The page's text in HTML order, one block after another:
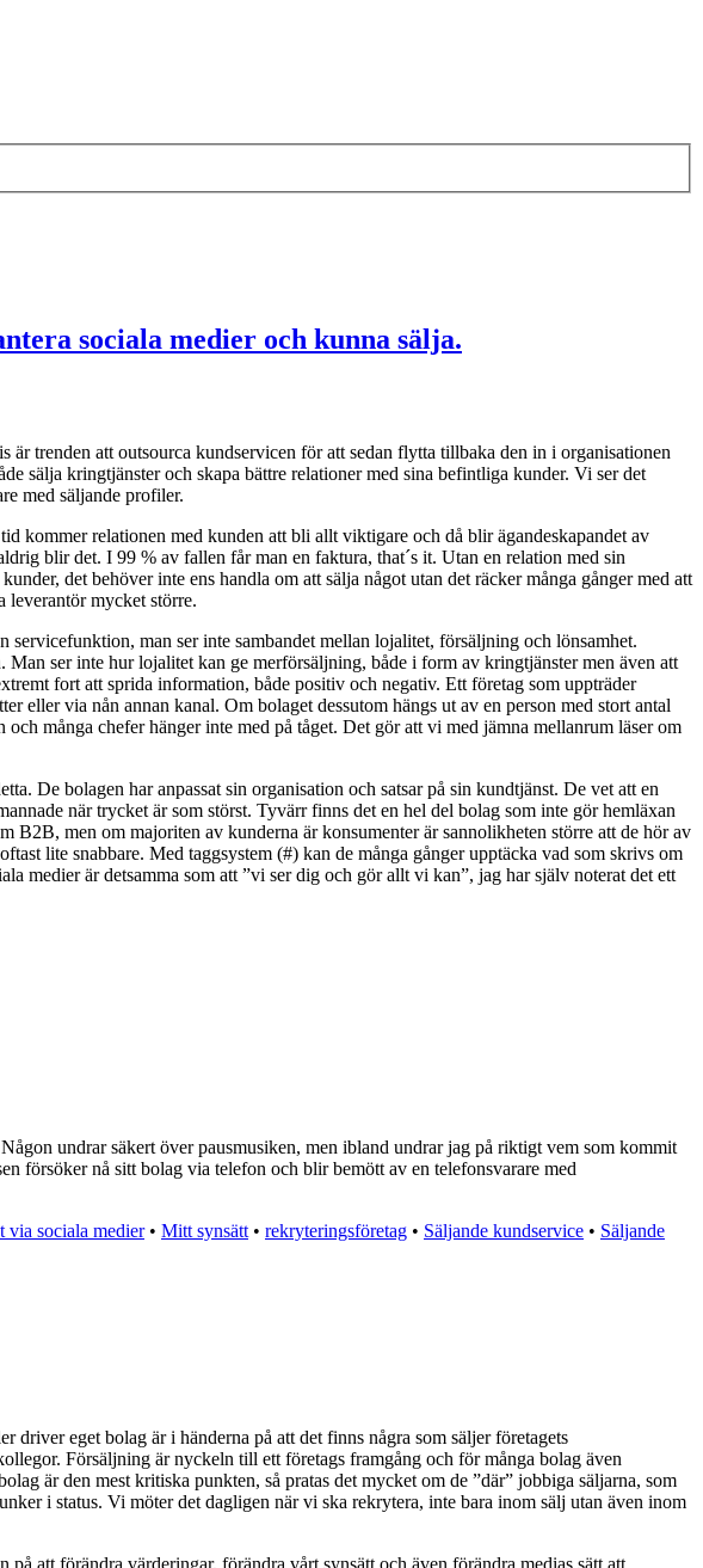
sociala medier och kunna sälja.
trenden att outsourca kundservicen för att sedan flytta tillbaka den in i organisationen
sälja kringtjänster och skapa bättre relationer med sina befintliga kunder. Vi ser det
med säljande profiler.
kommer relationen med kunden att bli allt viktigare och då blir ägandeskapandet av
blir det. I 99 % av fallen får man en faktura, that´s it. Utan en relation med sin
det behöver inte ens handla om att sälja något utan det räcker många gånger med att
leverantör mycket större.
man ser inte sambandet mellan lojalitet, försäljning och lönsamhet.
ser inte hur lojalitet kan ge merförsäljning, både i form av kringtjänster men även att
fort att sprida information, både positiv och negativ. Ett företag som uppträder
eller via nån annan kanal. Om bolaget dessutom hängs ut av en person med stort antal
många chefer hänger inte med på tåget. Det gör att vi med jämna mellanrum läser om
De bolagen har anpassat sin organisation och satsar på sin kundtjänst. De vet att en
när trycket är som störst. Tyvärr finns det en hel del bolag som inte gör hemläxan
B2B, men om majoriten av kunderna är konsumenter är sannolikheten större att de hör av
lite snabbare. Med taggsystem (#) kan de många gånger upptäcka vad som skrivs om
medier är detsamma som att ”vi ser dig och gör allt vi kan”, jag har själv noterat det ett
undrar säkert över pausmusiken, men ibland undrar jag på riktigt vem som kommit
försöker nå sitt bolag via telefon och blir bemött av en telefonsvarare med
via sociala medier• Mitt synsätt • rekryteringsföretag • Säljande kundservice • Säljande
eget bolag är i händerna på att det finns några som säljer företagets
Försäljning är nyckeln till ett företags framgång och för många bolag även
är den mest kritiska punkten, så pratas det mycket om de ”där” jobbiga säljarna, som
i status. Vi möter det dagligen när vi ska rekrytera, inte bara inom sälj utan även inom